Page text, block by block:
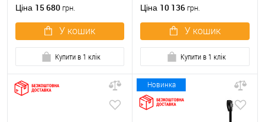
Ціна 15 680 грн.
У кошик
Купити в 1 клік
Ціна 10 136 грн.
У кошик
Купити в 1 клік
Новинка